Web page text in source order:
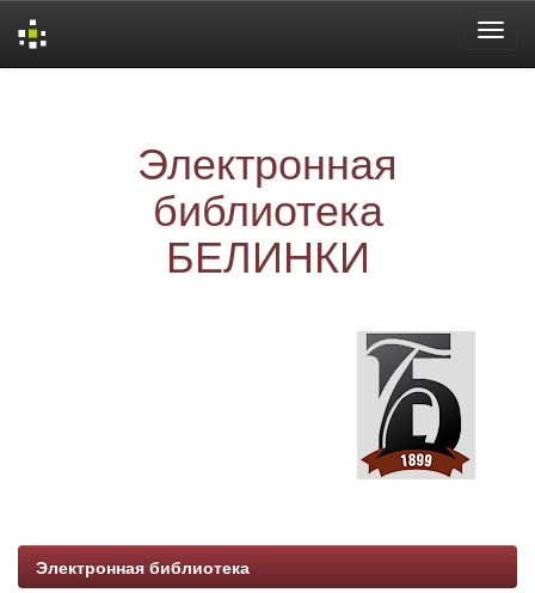
Электронная
библиотека
БЕЛИНКИ
Электронная библиотека